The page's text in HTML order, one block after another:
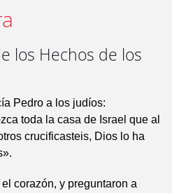
los Hechos de los
Pedro a los judíos:
toda la casa de Israel que al
crucificasteis, Dios lo ha
corazón, y preguntaron a